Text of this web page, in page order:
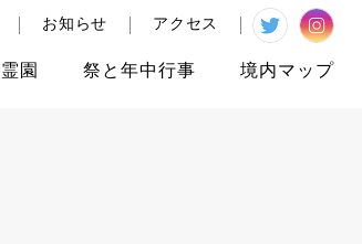
アクセス
お知らせ
霊園 祭と 年中行事 境内マップ